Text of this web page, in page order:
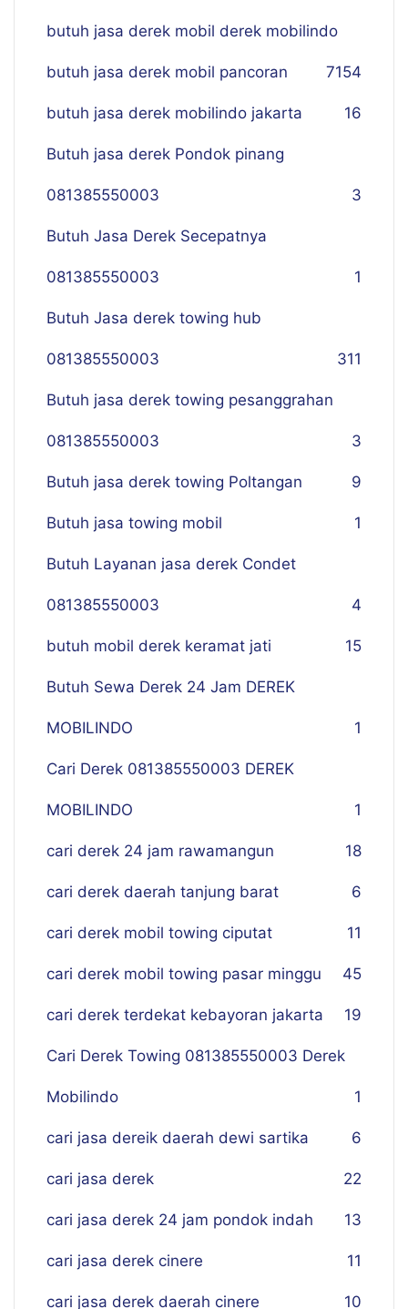
butuh jasa derek mobil derek mobilindo
154
butuh jasa derek mobil pancoran 7
butuh jasa derek mobilindo jakarta 16
Butuh jasa derek Pondok pinang
081385550003 3
Butuh Jasa Derek Secepatnya
081385550003 1
Butuh Jasa derek towing hub
081385550003 311
Butuh jasa derek towing pesanggrahan
081385550003 3
Butuh jasa derek towing Poltangan 9
Butuh jasa towing mobil 1
Butuh Layanan jasa derek Condet
081385550003 4
butuh mobil derek keramat jati 15
Butuh Sewa Derek 24 Jam DEREK
MOBILINDO 1
Cari Derek 081385550003 DEREK
MOBILINDO 1
cari derek 24 jam rawamangun 18
cari derek daerah tanjung barat 6
cari derek mobil towing ciputat 11
cari derek mobil towing pasar minggu 45
cari derek terdekat kebayoran jakarta 19
Cari Derek Towing 081385550003 Derek
Mobilindo 1
cari jasa dereik daerah dewi sartika 6
cari jasa derek 22
cari jasa derek 24 jam pondok indah 13
cari jasa derek cinere 11
cari jasa derek daerah cinere 10